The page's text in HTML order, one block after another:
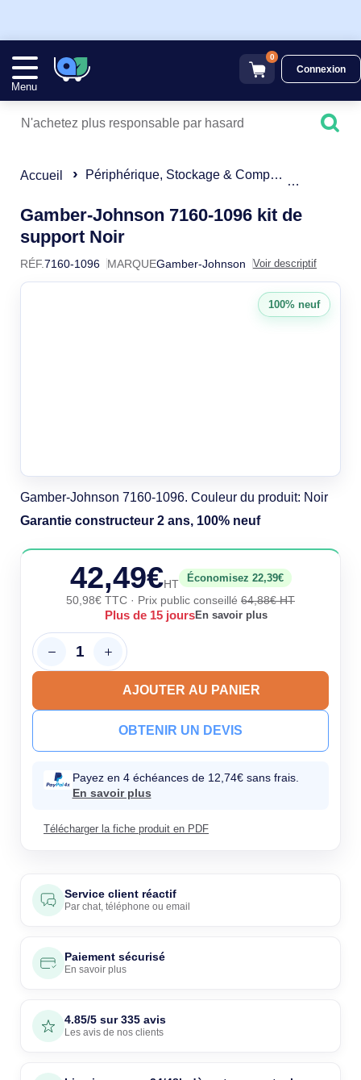
Menu
0
Connexion
Accueil Périphérique, Stockage & Composant
Gamber-Johnson 7160-1096 kit de
support Noir7160-1096
RÉF.7160-1096 MARQUEGamber-Johnson Voir descriptif
Gamber-Johnson 7160-1096. Couleur du produit: Noir
Garantie constructeur 2 ans, 100% neuf
42,49€HT
Économisez 22,39€
50,98€ TTC · Prix public conseillé 64,88€ HT
Plus de 15 joursEn savoir plus
AJOUTER AU PANIER
OBTENIR UN DEVIS
Payez en 4 échéances de 12,74€ sans frais.
En savoir plus
Télécharger la fiche produit en PDF
100% neuf
Service client réactif
Par chat, téléphone ou email
Paiement sécurisé
En savoir plus
4.85/5 sur 335 avis
Les avis de nos clients